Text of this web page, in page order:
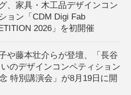
、家具・木工品デザインコン
ョン「CDM Digi Fab
2026」を初開催
や藤本壮介らが登壇、「長谷
のデザインコンペティション
特別講演会」が8月19日に開